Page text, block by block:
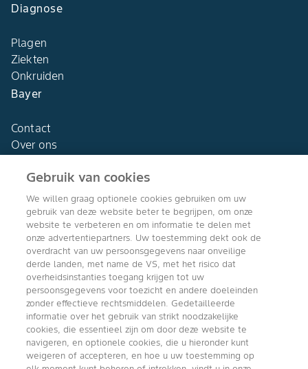
Diagnose
Plagen
Ziekten
Onkruiden
Bayer
Contact
Over ons
Agro Bayer
Nederland
Volg ons
Gebruik van cookies
We willen graag optionele cookies gebruiken om uw
gebruik van deze website beter te begrijpen, om onze
website te verbeteren en om informatie te delen met
onze advertentiepartners. Uw toestemming dekt ook de
overdracht van uw persoonsgegevens naar onveilige
derde landen, met name de VS, met het risico dat
overheidsinstanties toegang krijgen tot uw
persoonsgegevens voor toezicht en andere doeleinden
zonder effectieve rechtsmiddelen. Gedetailleerde
informatie over het gebruik van strikt noodzakelijke
cookies, die essentieel zijn om door deze website te
navigeren, en optionele cookies, die u hieronder kunt
weigeren of accepteren, en hoe u uw toestemming op